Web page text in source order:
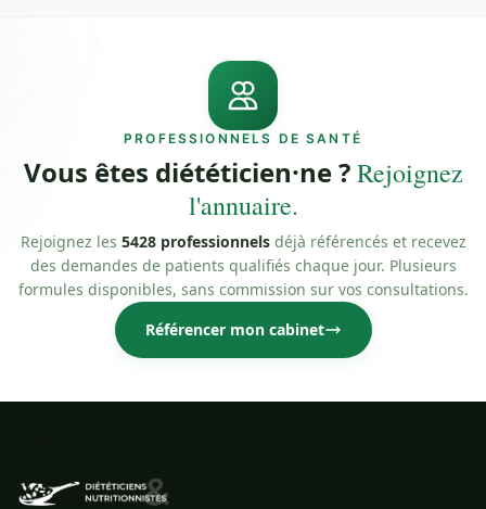
PROFESSIONNELS DE SANTÉ
Vous êtes diététicien·ne ?Rejoignez
l'annuaire.
Rejoignez les 5428 professionnelsdéjà référencés et recevez
des demandes de patients qualifiés chaque jour. Plusieurs
formules disponibles, sans commission sur vos consultations.
Référencer mon cabinet